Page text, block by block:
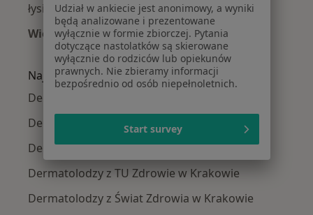
łysienie w Krakowie
Więcej (15)
Więcej w kategorii: Najczęście leczone
Najpopularniejsze ubezpieczenia
Dermatolodzy z Allianz w Krakowie
Dermatolodzy z Signal Iduna w Krakowie
Dermatolodzy z JP MEDICA w Krakowie
Dermatolodzy z TU Zdrowie w Krakowie
Dermatolodzy z Świat Zdrowia w Krakowie
Udział w ankiecie jest anonimowy, a wyniki
będą analizowane i prezentowane
wyłącznie w formie zbiorczej. Pytania
dotyczące nastolatków są skierowane
wyłącznie do rodziców lub opiekunów
prawnych. Nie zbieramy informacji
bezpośrednio od osób niepełnoletnich.
Start survey